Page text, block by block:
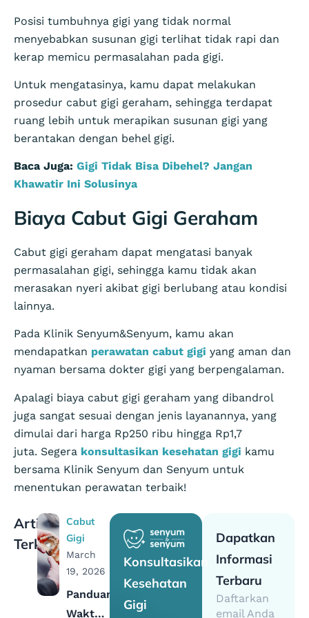
Posisi tumbuhnya gigi yang tidak normal
menyebabkan susunan gigi terlihat tidak rapi dan
kerap memicu permasalahan pada gigi.
Untuk mengatasinya, kamu dapat melakukan
prosedur cabut gigi geraham, sehingga terdapat
ruang lebih untuk merapikan susunan gigi yang
berantakan dengan behel gigi.
Baca Juga: Gigi Tidak Bisa Dibehel? Jangan
Khawatir Ini Solusinya
Biaya Cabut Gigi Geraham
Cabut gigi geraham dapat mengatasi banyak
permasalahan gigi, sehingga kamu tidak akan
merasakan nyeri akibat gigi berlubang atau kondisi
lainnya.
Pada Klinik Senyum&Senyum, kamu akan
mendapatkan perawatan cabut gigi yang aman dan
nyaman bersama dokter gigi yang berpengalaman.
Apalagi biaya cabut gigi geraham yang dibandrol
juga sangat sesuai dengan jenis layanannya, yang
dimulai dari harga Rp250 ribu hingga Rp1,7
juta. Segera konsultasikan kesehatan gigi kamu
bersama Klinik Senyum dan Senyum untuk
menentukan perawatan terbaik!
Artikel
Terkait
Cabut
Gigi
March
19, 2026
Panduan
Waktu
Dapatkan
Informasi
Terbaru
Daftarkan
email Anda
Konsultasikan
Kesehatan
Gigi